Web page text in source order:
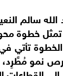
الله سالم
تمثل خطوة
تأتي في
نمو مُطَّرِد،